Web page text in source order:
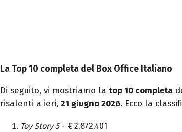
La Top 10 completa del Box Office Italiano
Di seguito, vi mostriamo la top 10 completa
risalenti a ieri, 21 giugno 2026. Ecco la
Toy Story 5– € 2.872.401